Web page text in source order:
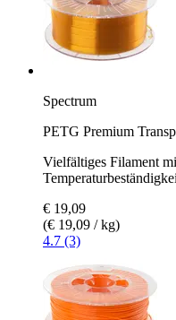
Spectrum
PETG Premium
Vielfältiges Filament
€ 19,09
(€ 19,09 / kg)
4.7 (3)